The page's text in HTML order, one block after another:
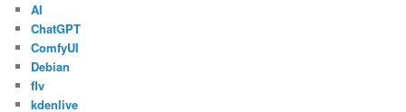
AI
ChatGPT
ComfyUI
Debian
flv
kdenlive